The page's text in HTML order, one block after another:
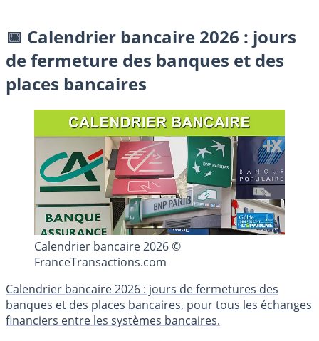
📅 Calendrier bancaire 2026 : jours
de fermeture des banques et des
places bancaires
Calendrier bancaire 2026 ©
FranceTransactions.com
Calendrier bancaire 2026 : jours de fermetures des
banques et des places bancaires, pour tous les échanges
financiers entre les systèmes bancaires.